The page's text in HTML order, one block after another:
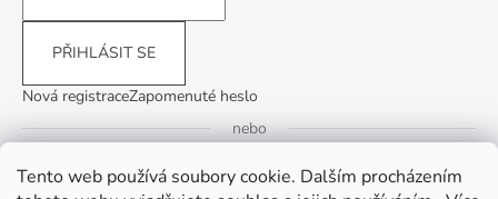
Tento web používá soubory cookie. Dalším procházením
PŘIHLÁSIT SE
Nová registraceZapomenuté heslo
nebo
Přihlásit se přes Google